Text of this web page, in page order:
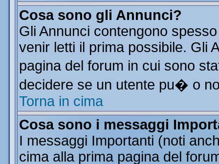
Cosa sono gli Annunci?
Gli Annunci contengono
venir letti il prima possibile. Gli
pagina del forum in cui sono
decidere se un utente pu� o
Torna in cima
Cosa sono i messaggi
I messaggi Importanti (noti
cima alla prima pagina del